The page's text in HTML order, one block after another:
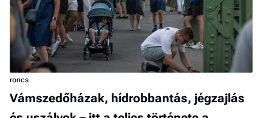
roncs
Vámszedőházak, hídrobbantás, jégzajlás